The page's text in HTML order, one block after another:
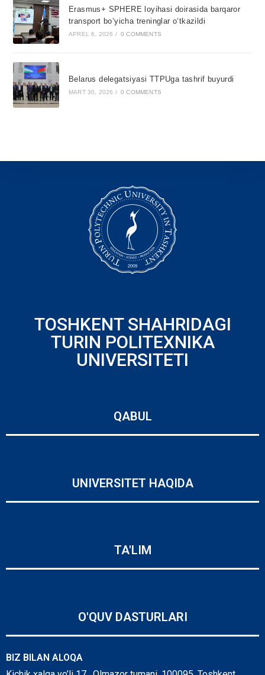
Erasmus+ SPHERE loyihasi doirasida barqaror
transport bo‘yicha treninglar o‘tkazildi
APREL 6, 2026 / 0 COMMENTS
Belarus delegatsiyasi TTPUga tashrif buyurdi
MART 30, 2026 / 0 COMMENTS
TOSHKENT SHAHRIDAGI
TURIN POLITEXNIKA
UNIVERSITETI
QABUL
UNIVERSITET HAQIDA
TA'LIM
O'QUV DASTURLARI
BIZ BILAN ALOQA